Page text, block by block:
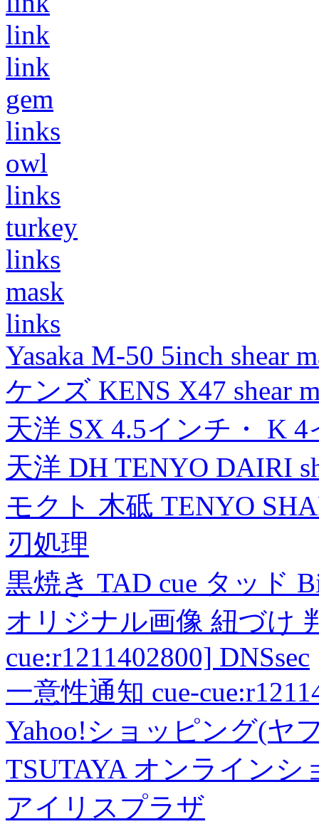
link
link
gem
links
owl
links
turkey
links
mask
links
Yasaka M-50 5inch shear
ケンズ KENS X47 shear
天洋 SX 4.5インチ・ K
天洋 DH TENYO DAIRI
モクト 木砥 TENYO
刃処理
黒焼き TAD cue タッド
オリジナル画像 紐づけ
cue:r1211402800] DNSsec
一意性通知 cue-
Yahoo!ショッピング(ヤ
TSUTAYA オンラインシ
アイリスプラザ